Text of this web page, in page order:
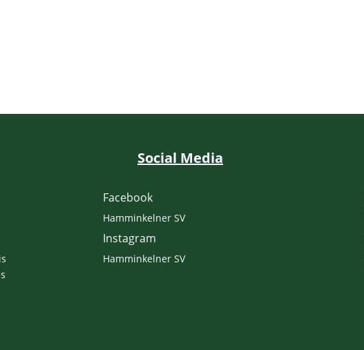
Social Media
Facebook
Hamminkelner SV
Instagram
Hamminkelner SV